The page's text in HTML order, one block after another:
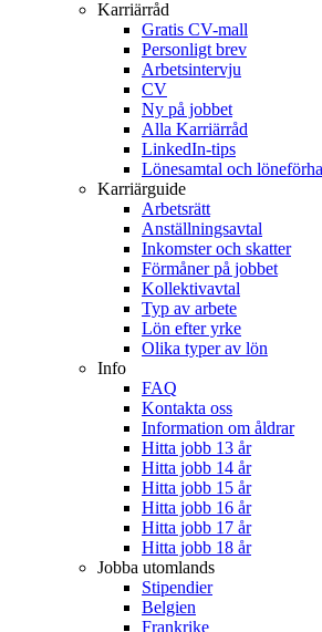
Karriärråd
Gratis CV-mall
Personligt brev
Arbetsintervju
CV
Ny på jobbet
Alla Karriärråd
LinkedIn-tips
Lönesamtal och
Karriärguide
Arbetsrätt
Anställningsavtal
Inkomster och skatter
Förmåner på jobbet
Kollektivavtal
Typ av arbete
Lön efter yrke
Olika typer av lön
Info
FAQ
Kontakta oss
Information om åldrar
Hitta jobb 13 år
Hitta jobb 14 år
Hitta jobb 15 år
Hitta jobb 16 år
Hitta jobb 17 år
Hitta jobb 18 år
Jobba utomlands
Stipendier
Belgien
Frankrike